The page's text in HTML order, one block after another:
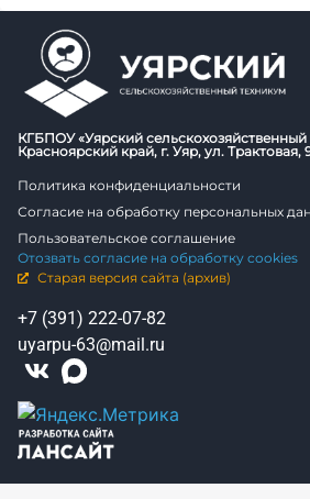
КГБПОУ «Уярский сельскохозяйственный
Красноярский край, г. Уяр, ул. Трактовая,
Политика конфиденциальности
Согласие на обработку персональных
Пользовательское соглашение
Отозвать согласие на обработку cookies
Старая версия сайта (архив)
+7 (391) 222-07-82
uyarpu-63@mail.ru